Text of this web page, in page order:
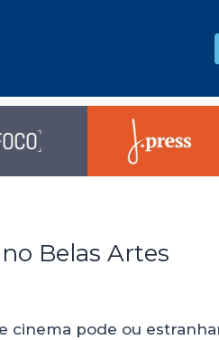
Belas Artes
cinema pode ou